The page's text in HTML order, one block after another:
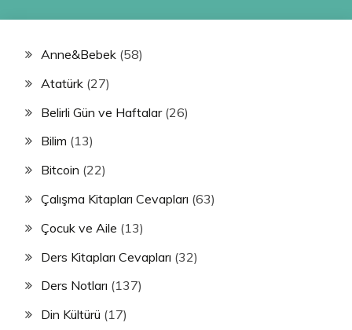
Anne&Bebek (58)
Atatürk (27)
Belirli Gün ve Haftalar(26)
Bilim (13)
Bitcoin (22)
Çalışma Kitapları Cevapları (63)
Çocuk ve Aile (13)
Ders Kitapları Cevapları (32)
Ders Notları (137)
Din Kültürü (17)